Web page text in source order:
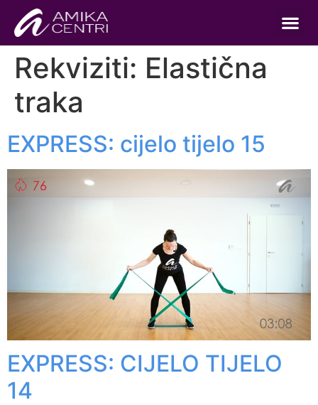
Rekviziti: Elastična
traka
EXPRESS: cijelo tijelo 15
EXPRESS: CIJELO TIJELO
14